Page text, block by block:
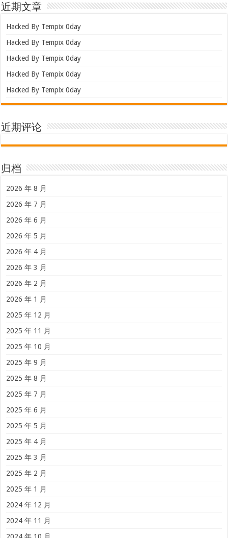
近期文章
Hacked By Tempix 0day
Hacked By Tempix 0day
Hacked By Tempix 0day
Hacked By Tempix 0day
Hacked By Tempix 0day
近期评论
归档
2026 年 8 月
2026 年 7 月
2026 年 6 月
2026 年 5 月
2026 年 4 月
2026 年 3 月
2026 年 2 月
2026 年 1 月
2025 年 12 月
2025 年 11 月
2025 年 10 月
2025 年 9 月
2025 年 8 月
2025 年 7 月
2025 年 6 月
2025 年 5 月
2025 年 4 月
2025 年 3 月
2025 年 2 月
2025 年 1 月
2024 年 12 月
2024 年 11 月